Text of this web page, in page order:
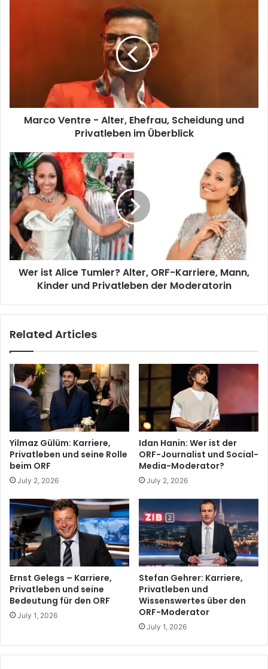
Marco Ventre - Alter, Ehefrau, Scheidung und
Privatleben im Überblick
Wer ist Alice Tumler? Alter, ORF-Karriere, Mann,
Kinder und Privatleben der Moderatorin
Related Articles
Yilmaz Gülüm: Karriere,
Privatleben und seine Rolle
beim ORF
July 2, 2026
Idan Hanin: Wer ist der
ORF-Journalist und Social-
Media-Moderator?
July 2, 2026
Ernst Gelegs – Karriere,
Privatleben und seine
Bedeutung für den ORF
July 1, 2026
Stefan Gehrer: Karriere,
Privatleben und
Wissenswertes über den
ORF-Moderator
July 1, 2026